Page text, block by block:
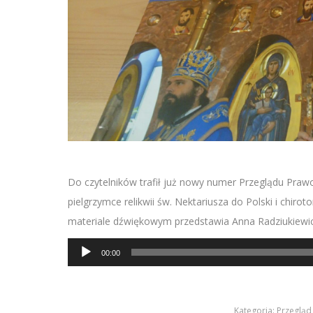
Do czytelników trafił już nowy numer Przeglądu
pielgrzymce relikwii św. Nektariusza do Polski i
materiale dźwiękowym przedstawia Anna
Odtwarzacz
plików
00:00
Kategoria: Przegląd